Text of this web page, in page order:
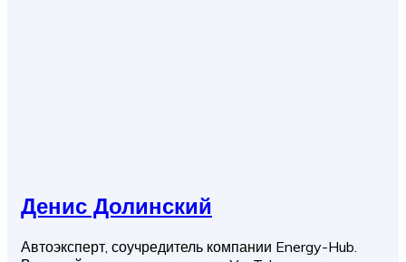
Денис Долинский
Автоэксперт, соучредитель компании Energy-Hub.